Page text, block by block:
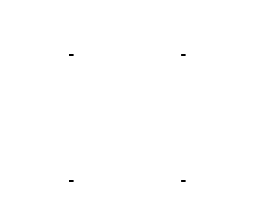
- -
- -